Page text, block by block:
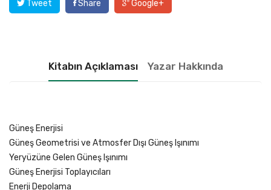
Tweet Share Google+
Kitabın Açıklaması Yazar Hakkında
Güneş Enerjisi
Güneş Geometrisi ve Atmosfer Dışı Güneş Işınımı
Yeryüzüne Gelen Güneş Işınımı
Güneş Enerjisi Toplayıcıları
Enerji Depolama